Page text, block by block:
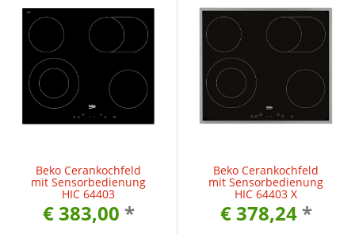
Beko Cerankochfeld
mit Sensorbedienung
HIC 64403
€ 383,00 *
Beko Cerankochfeld
mit Sensorbedienung
HIC 64403 X
€ 378,24*